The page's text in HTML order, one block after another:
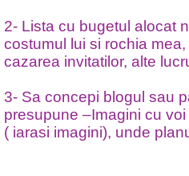
2- Lista cu bugetul alocat
costumul lui si rochia
cazarea invitatilor, alte
3- Sa concepi blogul sau
presupune –Imagini cu
( iarasi imagini), unde